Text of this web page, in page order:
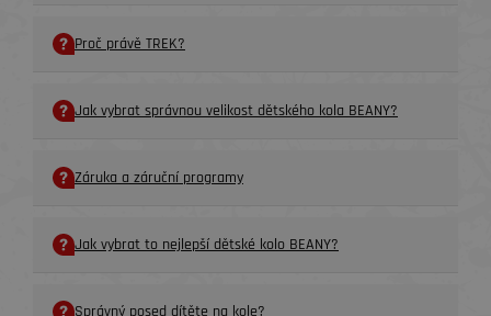
Proč právě TREK?
Jak vybrat správnou velikost dětského kola BEANY?
Záruka a záruční programy
Jak vybrat to nejlepší dětské kolo BEANY?
Správný posed dítěte na kole?